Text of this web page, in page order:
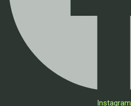
Instagram